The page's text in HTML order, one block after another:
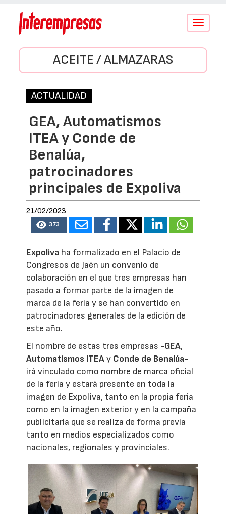
Conmutar
ACEITE / ALMAZARAS
ACTUALIDAD
GEA, Automatismos
ITEA y Conde de
Benalúa,
patrocinadores
principales de Expoliva
21/02/2023
373
Expoliva ha formalizado en el Palacio de
Congresos de Jaén un convenio de
colaboración en el que tres empresas han
pasado a formar parte de la imagen de
marca de la feria y se han convertido en
patrocinadores generales de la edición de
este año.
El nombre de estas tres empresas -GEA,
Automatismos ITEAy Conde de Benalúa-
irá vinculado como nombre de marca oficial
de la feria y estará presente en toda la
imagen de Expoliva, tanto en la propia feria
como en la imagen exterior y en la campaña
publicitaria que se realiza de forma previa
tanto en medios especializados como
nacionales, regionales y provinciales.